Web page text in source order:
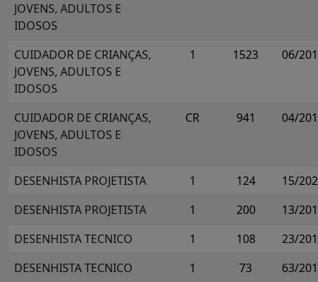
JOVENS, ADULTOS E
IDOSOS
CUIDADOR DE CRIANÇAS,
JOVENS, ADULTOS E
IDOSOS
1 1523 06/
CUIDADOR DE CRIANÇAS,
JOVENS, ADULTOS E
IDOSOS
CR 941 04/
DESENHISTA PROJETISTA 1 124
15/
DESENHISTA PROJETISTA
1 200
13/
DESENHISTA TECNICO
1 108
23/
DESENHISTA TECNICO
1 73 63/